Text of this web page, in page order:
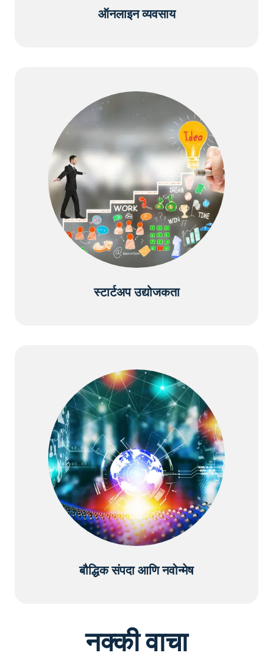
ऑनलाइन व्यवसाय
स्टार्टअप उद्योजकता
बौद्धिक संपदा आणि नवोन्मेष
नक्की वाचा